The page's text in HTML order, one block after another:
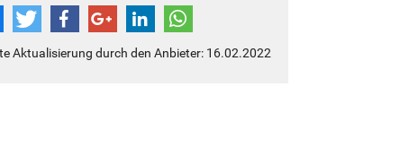
Aktualisierung durch den Anbieter: 16.02.2022